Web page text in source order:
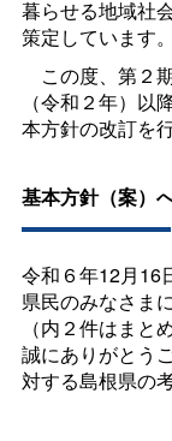
暮らせる地域社
策定しています。
この度、第２
（令和２年）
本方針の改訂を
基本方針（案）
令和６年12月16
県民のみなさま
（内２件はまと
誠にありがとう
対する島根県の